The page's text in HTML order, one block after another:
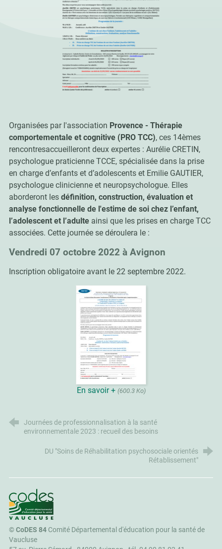
Organisées par l'association Provence - Thérapie
comportementale et cognitive (PRO TCC), ces 14èmes
rencontresaccueilleront deux expertes : Aurélie CRETIN,
psychologue praticienne TCCE, spécialisée dans la prise
en charge d’enfants et d’adolescents et Emilie GAUTIER,
psychologue clinicienne et neuropsychologue. Elles
aborderont les définition, construction, évaluation et
analyse fonctionnelle de l'estime de soi chez l’enfant,
l’adolescent et l’adulteainsi que les prises en charge TCC
associées. Cette journée se déroulera le :
Vendredi 07 octobre 2022 à Avignon
Inscription obligatoire avant le 22 septembre 2022.
En savoir + (600.3 Ko)
Journées de professionnalisation à la santé
environnementale 2023 : recueil des besoins
DU "Soins de Réhabilitation psychosociale orientés
Rétablissement"
CoDES 84
©CoDES 84Comité Départemental d'éducation pour la santé de
Vaucluse